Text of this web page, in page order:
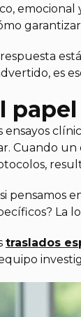
respuesta
es
ensayos
Cuando
si pensamos
La
traslados